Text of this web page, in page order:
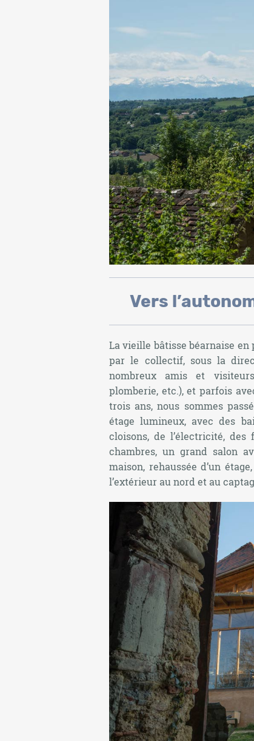
Vers
La vieille bâtisse béarnaise
par le collectif, sous la
nombreux amis et
plomberie, etc.), et parfois
trois ans, nous sommes
étage lumineux, avec des
cloisons, de l’électricité, des
chambres, un grand salon
maison, rehaussée d’un
l’extérieur au nord et au